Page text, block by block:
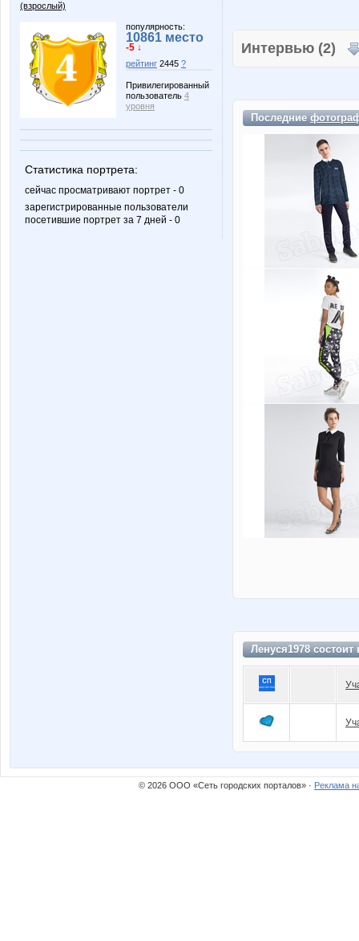
(взрослый)
популярность:
10861 место
-5 ↓
рейтинг 2445 ?
Привилегированный
пользователь 4
уровня
Статистика портрета:
сейчас просматривают портрет - 0
зарегистрированные пользователи
посетившие портрет за 7 дней - 0
Интервью (2)
Последние
Ленуся1978 состоит
© 2026 ООО «Сеть городских порталов» · Реклама